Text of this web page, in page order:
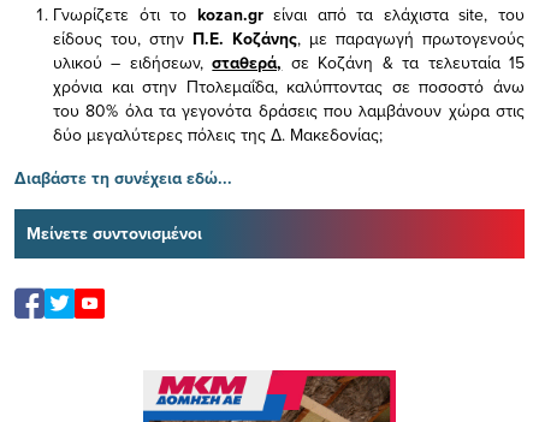
Γνωρίζετε ότι το kozan.gr είναι από τα ελάχισταsite, του
είδους του, στην Π.Ε. Κοζάνης, με παραγωγή πρωτογενούς
υλικού – ειδήσεων,σταθερά, σε Κοζάνη & τα τελευταία 15
χρόνια και στην Πτολεμαΐδα, καλύπτοντας σε ποσοστό άνω
του 80% όλα τα γεγονότα δράσεις που λαμβάνουν χώρα στις
δύο μεγαλύτερες πόλεις της Δ. Μακεδονίας;
Διαβάστε τη συνέχεια εδώ...
Μείνετε συντονισμένοι